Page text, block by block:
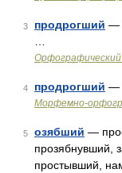
3 продрогший —
Орфографический
4 продрогший —
Морфемно-
5 озябший —
прозябнувший,
простывший,